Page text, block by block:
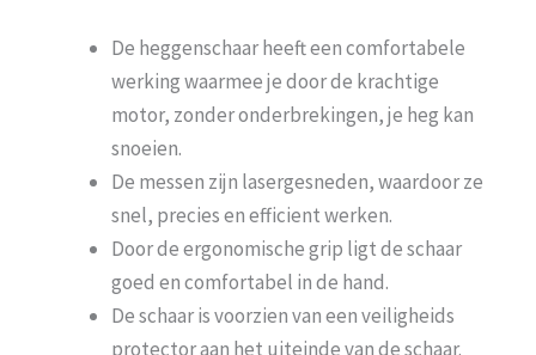
De heggenschaar heeft een comfortabele
werking waarmee je door de krachtige
motor, zonder onderbrekingen, je heg kan
snoeien.
De messen zijn lasergesneden, waardoor ze
snel, precies en efficient werken.
Door de ergonomische grip ligt de schaar
goed en comfortabel in de hand.
De schaar is voorzien van een veiligheids
protector aan het uiteinde van de schaar.